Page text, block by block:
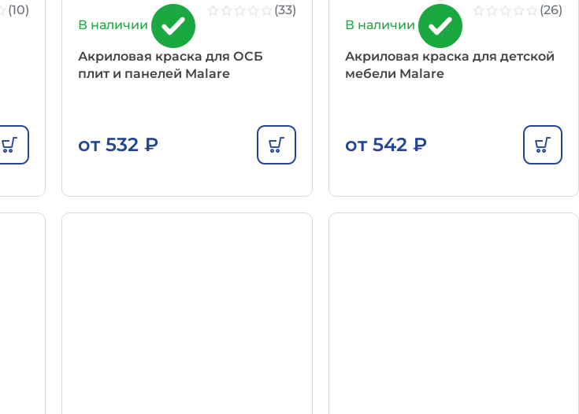
(10)
В наличии
(33)
Акриловая краска для ОСБ
плит и панелей Malare
от 532 ₽
В наличии
(26)
Акриловая краска для детской
мебели Malare
от 542 ₽